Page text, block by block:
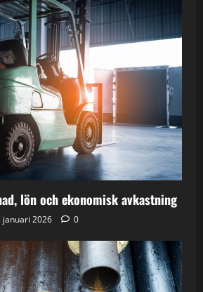
lön och ekonomisk avkastning
januari 2026 0